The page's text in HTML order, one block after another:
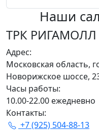
Наши
ТРК РИГАМОЛЛ
Адрес:
Московская область,
Новорижское шоссе,
Часы работы:
10.00-22.00 ежедневно
Контакты:
+7 (925) 504-88-13